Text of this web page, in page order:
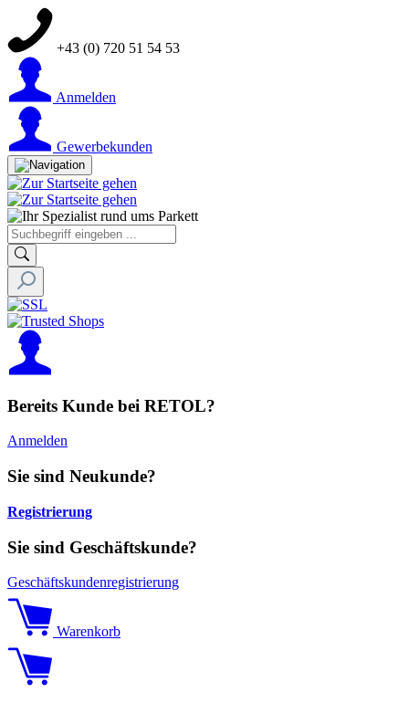
+43 (0) 720 51 54 53
Anmelden
Gewerbekunden
Bereits Kunde bei RETOL?
Anmelden
Sie sind Neukunde?
Registrierung
Sie sind Geschäftskunde?
Geschäftskundenregistrierung
Warenkorb